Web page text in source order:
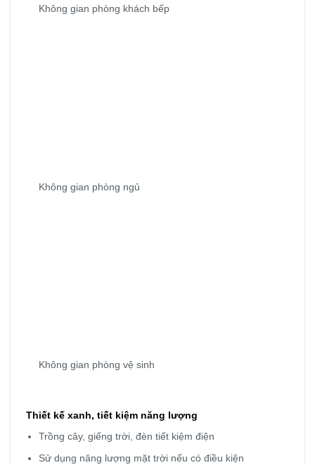
Không gian phòng khách bếp
Không gian phòng ngủ
Không gian phòng vệ sinh
Thiết kế xanh, tiết kiệm năng lượng
Trồng cây, giếng trời, đèn tiết kiệm điện
Sử dụng năng lượng mặt trời nếu có điều kiện